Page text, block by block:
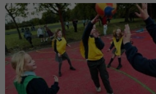
marketingu własnego administratorów
marketingowych podmiotów trzecich